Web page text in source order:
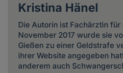
Kristina Hänel
Die Autorin ist Fachärztin
November 2017 wurde sie
Gießen zu einer Geldstrafe
ihrer Website angegeben
anderem auch